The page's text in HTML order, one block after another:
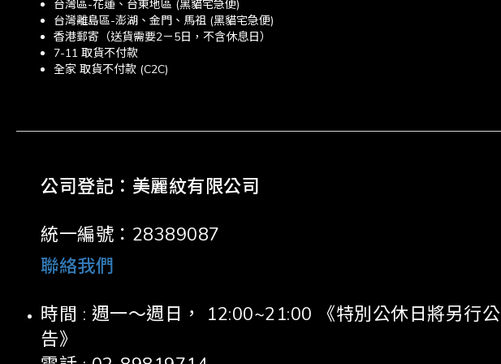
台灣區-花蓮、台東地區 (黑貓宅急便)
台灣離島區-澎湖、金門、馬祖 (黑貓宅急便)
香港郵寄（送貨需要2－5日，不含休息日）
7-11 取貨不付款
全家 取貨不付款 (C2C)
公司登記：美麗紋有限公司
統一編號：28389087
聯絡我們
時間 : 週一～週日， 12:00~21:00 《特別公休日將另行公
告》